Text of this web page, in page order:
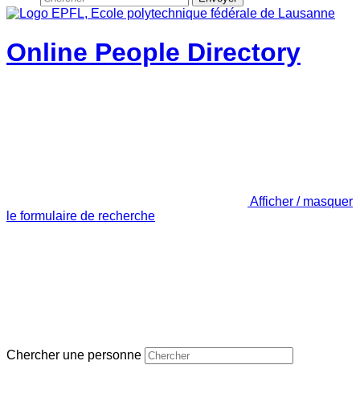
Online People Directory
Afficher / masquer
le formulaire de recherche
Chercher une personne